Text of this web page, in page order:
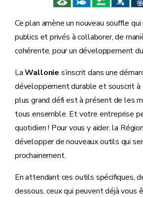
Ce plan amène un nouveau souffle
publics et privés à collaborer, de
cohérente, pour un développement
LaWallonie s’inscrit dans une
développement durable et souscrit à
plus grand défi est à présent de les
tous ensemble. Et votre entreprise
quotidien ! Pour vous y aider, la
développer de nouveaux outils qui
prochainement.
En attendant ces outils spécifiques,
dessous, ceux qui peuvent déjà vous